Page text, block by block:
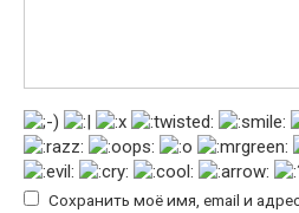
Сохранить моё имя, email и